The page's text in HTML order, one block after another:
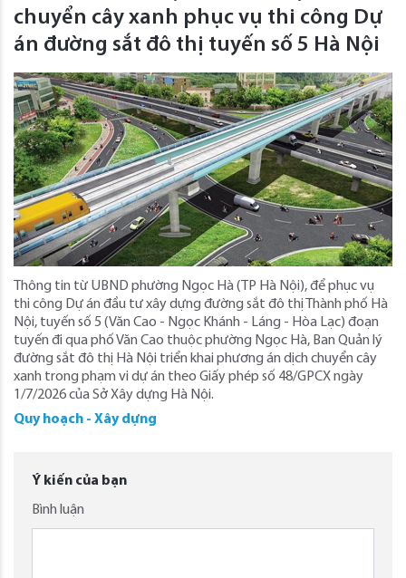
chuyển cây xanh phục vụ thi công Dự
án đường sắt đô thị tuyến số 5 Hà Nội
Thông tin từ UBND phường Ngọc Hà (TP Hà Nội), để phục vụ
thi công Dự án đầu tư xây dựng đường sắt đô thị Thành phố Hà
Nội, tuyến số 5 (Văn Cao - Ngọc Khánh - Láng - Hòa Lạc) đoạn
tuyến đi qua phố Văn Cao thuộc phường Ngọc Hà, Ban Quản lý
đường sắt đô thị Hà Nội triển khai phương án dịch chuyển cây
xanh trong phạm vi dự án theo Giấy phép số 48/GPCX ngày
1/7/2026 của Sở Xây dựng Hà Nội.
Quy hoạch - Xây dựng
Ý kiến của bạn
Bình luận